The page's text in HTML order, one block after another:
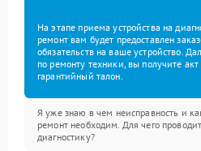
На этапе приема устройства на
ремонт вам будет предоставлен
обязательств на ваше устройство.
по ремонту техники, вы получите
гарантийный талон.
Я уже знаю в чем неисправность и
ремонт необходим. Для чего
диагностику?